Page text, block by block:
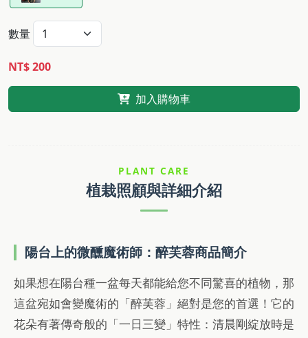
數量
NT$ 200
加入購物車
PLANT CARE
植栽照顧與詳細介紹
陽台上的微醺魔術師：醉芙蓉商品簡介
如果想在陽台種一盆每天都能給您不同驚喜的植物，那
這盆宛如會變魔術的「醉芙蓉」絕對是您的首選！它的
花朵有著傳奇般的「一日三變」特性：清晨剛綻放時是